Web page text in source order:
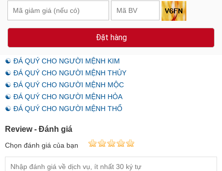
Đặt hàng
☯ ĐÁ QUÝ CHO NGƯỜI MỆNH KIM
☯ ĐÁ QUÝ CHO NGƯỜI MỆNH THỦY
☯ ĐÁ QUÝ CHO NGƯỜI MỆNH MỘC
☯ ĐÁ QUÝ CHO NGƯỜI MỆNH HỎA
☯ ĐÁ QUÝ CHO NGƯỜI MỆNH THỔ
Review - Đánh giá
Chọn đánh giá của bạn